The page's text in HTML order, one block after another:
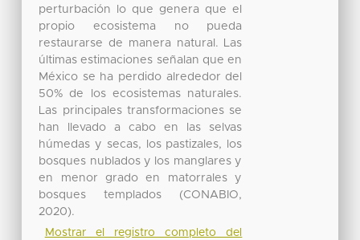
perturbación lo que genera que el
propio ecosistema no pueda
restaurarse de manera natural. Las
últimas estimaciones señalan que en
México se ha perdido alrededor del
50% de los ecosistemas naturales.
Las principales transformaciones se
han llevado a cabo en las selvas
húmedas y secas, los pastizales, los
bosques nublados y los manglares y
en menor grado en matorrales y
bosques templados (CONABIO,
2020).
Mostrar el registro completo del